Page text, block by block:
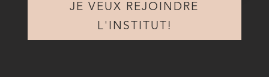
JE VEUX REJOINDRE
L'INSTITUT!